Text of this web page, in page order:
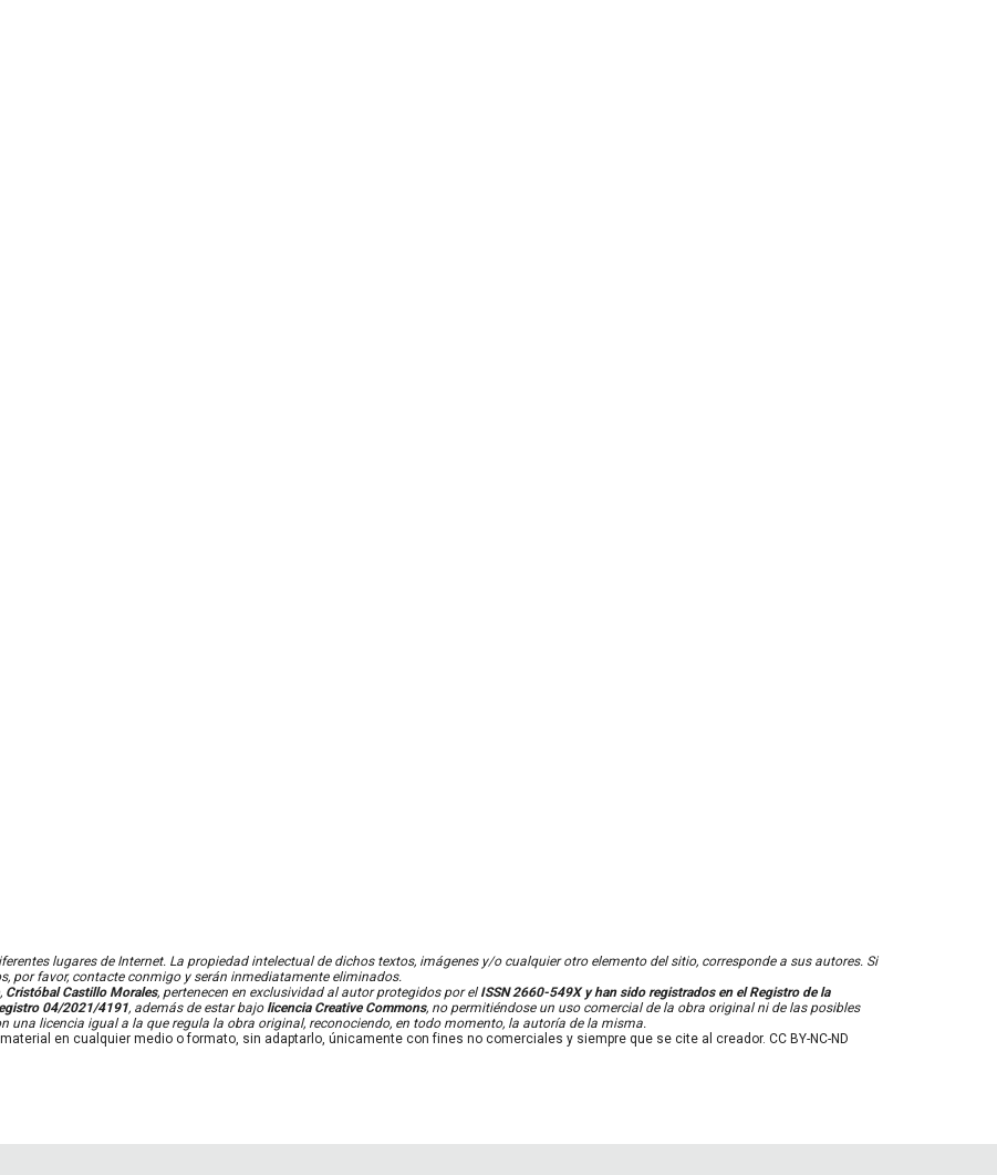
lugares de Internet. La propiedad intelectual de dichos textos, imágenes y/o cualquier otro elemento del sitio, corresponde a sus autores. Si
por favor, contacte conmigo y serán inmediatamente eliminados.
Cristóbal Castillo Morales, pertenecen en exclusividad al autor protegidos por elISSN 2660-549X y han sido registrados en el Registro de la
04/2021/4191, además de estar bajolicencia Creative Commons, no permitiéndose un uso comercial de la obra original ni de las posibles
una licencia igual a la que regula la obra original, reconociendo, en todo momento, la autoría de la misma.
en cualquier medio o formato, sin adaptarlo, únicamente con fines no comerciales y siempre que se cite al creador. CC BY-NC-ND